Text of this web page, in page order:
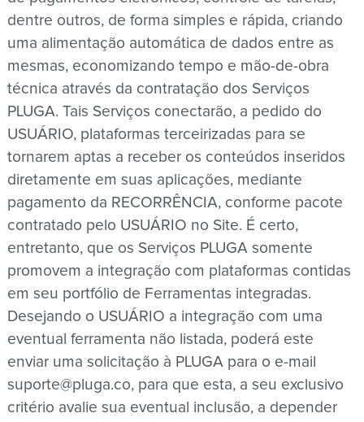
dentre outros, de forma simples e rápida, criando
uma alimentação automática de dados entre as
mesmas, economizando tempo e mão-de-obra
técnica através da contratação dos Serviços
PLUGA. Tais Serviços conectarão, a pedido do
USUÁRIO, plataformas terceirizadas para se
tornarem aptas a receber os conteúdos inseridos
diretamente em suas aplicações, mediante
pagamento da RECORRÊNCIA, conforme pacote
contratado pelo USUÁRIO no Site. É certo,
entretanto, que os Serviços PLUGA somente
promovem a integração com plataformas contidas
em seu portfólio de Ferramentas integradas.
Desejando o USUÁRIO a integração com uma
eventual ferramenta não listada, poderá este
enviar uma solicitação à PLUGA para o e-mail
suporte@pluga.co, para que esta, a seu exclusivo
critério avalie sua eventual inclusão, a depender